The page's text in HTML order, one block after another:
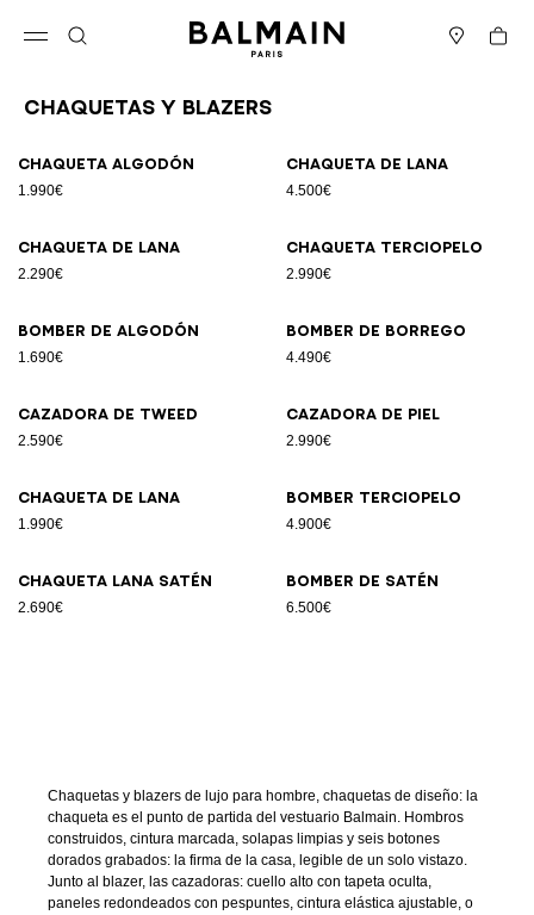
Cesta
Chaquetas Y Blazers
Chaqueta algodón
1.990€
Chaqueta de lana
4.500€
Chaqueta de lana
2.290€
Chaqueta terciopelo
2.990€
Bomber de algodón
1.690€
Bomber de borrego
4.490€
Cazadora de tweed
2.590€
Cazadora de piel
2.990€
Chaqueta de lana
1.990€
Bomber terciopelo
4.900€
Chaqueta lana satén
2.690€
Bomber de satén
6.500€
Chaquetas y blazers de lujo para hombre, chaquetas de diseño: la
chaqueta es el punto de partida del vestuario Balmain. Hombros
construidos, cintura marcada, solapas limpias y seis botones
dorados grabados: la firma de la casa, legible de un solo vistazo.
Junto al blazer, las cazadoras: cuello alto con tapeta oculta,
paneles redondeados con pespuntes, cintura elástica ajustable, o